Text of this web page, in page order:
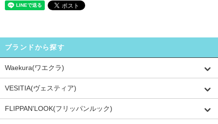
ブランドから探す
Waekura(ワエクラ)
VESITIA(ヴェスティア)
FLIPPAN'LOOK(フリッパンルック)